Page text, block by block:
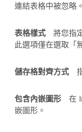
連結表格中被忽略
表格樣式
將您指
此選項僅在選取「
儲存格對齊方式
包含內嵌圖形
在
嵌圖形。